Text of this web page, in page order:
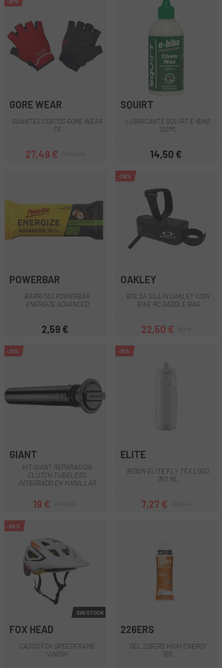
GORE WEAR
GUANTES CORTOS GORE WEAR
C5
Precio
27,49 €Precio regular
SQUIRT
LUBRICANTE SQUIRT E-BIKE
120ML
Precio
14,50 €
POWERBAR
BARRITAS POWERBAR
ENERGIZE ADVANCED
Precio
2,59 €
-25%
OAKLEY
BOLSA SILLIN OAKLEY ICON
BIKE RC SADDLE BAG
Precio
22,50 €Precio regular
-31%
GIANT
KIT GIANT REPARACION
CLUTCH TUBELESS
INTEGRADO EN MANILLAR
19 €
-15%
ELITE
BIDON ELITE FLY TEX LOGO
750 ML
Precio
7,27 €Precio regular
-50%
SIN STOCK
FOX HEAD
CASCO FOX SPEEDFRAME
VINISH
226ERS
GEL 226ERS HIGH ENERGY
76G.